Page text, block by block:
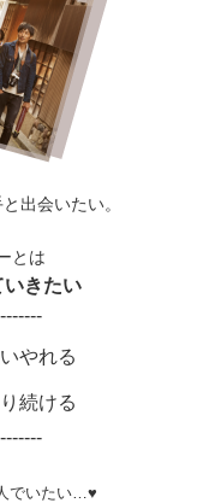
出会いたい。
とは
いきたい
やれる
続ける
でいたい…♥